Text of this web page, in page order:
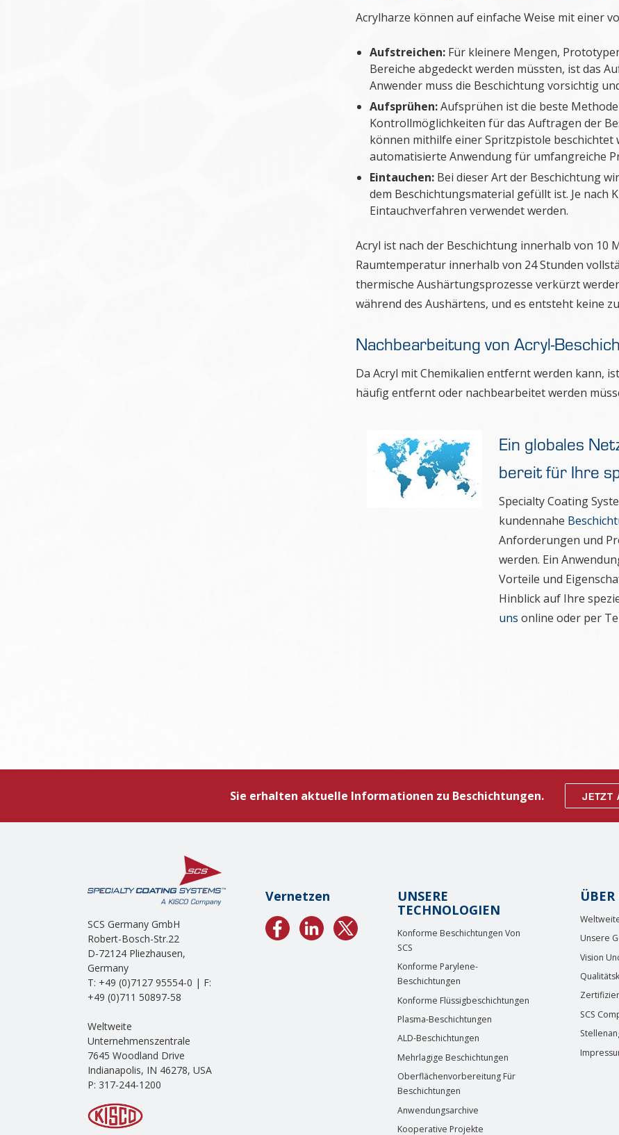
Acrylharze können auf einfache Weise mit einer
Aufstreichen: Für kleinere Mengen,
Bereiche abgedeckt werden müssten, ist das
Anwender muss die Beschichtung vorsichtig
Aufsprühen:Aufsprühen ist die beste
Kontrollmöglichkeiten für das Auftragen der
können mithilfe einer Spritzpistole
automatisierte Anwendung für umfangreiche
Eintauchen: Bei dieser Art der Beschichtung
dem Beschichtungsmaterial gefüllt ist. Je
Eintauchverfahren verwendet werden.
Acryl ist nach der Beschichtung innerhalb von
Raumtemperatur innerhalb von 24 Stunden
thermische Aushärtungsprozesse verkürzt
während des Aushärtens, und es entsteht keine
Nachbearbeitung von Acryl-
Da Acryl mit Chemikalien entfernt werden kann,
häufig entfernt oder nachbearbeitet werden
Ein globales
bereit für Ihre
Specialty Coating
kundennahe
Anforderungen und
werden. Ein
Vorteile und
Hinblick auf Ihre
uns online oder per
Sie erhalten aktuelle Informationen zu Beschichtungen. JETZT
SCS Germany GmbH
Robert-Bosch-Str.22
D-72124 Pliezhausen,
Germany
T: +49 (0)7127 95554-0 | F:
+49 (0)711 50897-58
Weltweite
Unternehmenszentrale
7645 Woodland Drive
Indianapolis, IN 46278, USA
P: 317-244-1200
Vernetzen
UNSERE
TECHNOLOGIEN
Konforme Beschichtungen Von
SCS
Konforme Parylene-
Beschichtungen
Konforme Flüssigbeschichtungen
Plasma-Beschichtungen
ALD-Beschichtungen
Mehrlagige Beschichtungen
Oberflächenvorbereitung Für
Beschichtungen
Anwendungsarchive
Kooperative Projekte
Unsere
Vision
SCS